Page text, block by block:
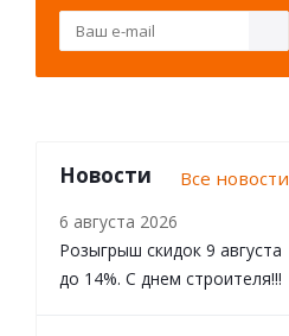
Новости Все новости
6 августа 2026
Розыгрыш скидок 9 августа
до 14%. С днем строителя!!!